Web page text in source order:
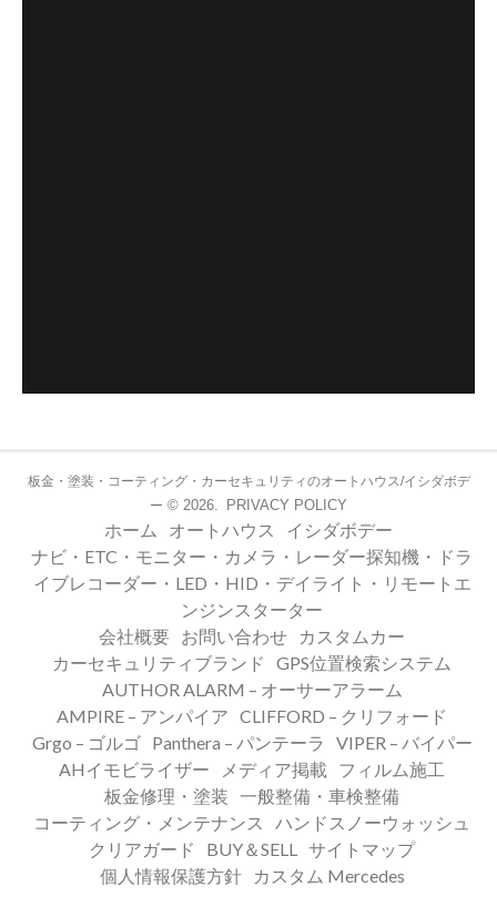
板金・塗装・コーティング・カーセキュリティのオートハウス/イシダボデ
ー © 2026. PRIVACY POLICY
ホーム オートハウス
イシダボデー
ナビ・ETC・モニター・カメラ・レーダー探知機・ドラ
イブレコーダー・LED・HID・デイライト・リモートエ
ンジンスターター
会社概要 お問い合わせ
カスタムカー
カーセキュリティブランド
GPS位置検索システム
AUTHOR ALARM – オーサーアラーム
AMPIRE – アンパイア CLIFFORD – クリフォード
Grgo – ゴルゴ
Panthera – パンテーラ
VIPER – バイパー
AHイモビライザー
メディア掲載
フィルム施工
板金修理・塗装 一般整備・車検整備
コーティング・メンテナンス
ハンドスノーウォッシュ
クリアガード
BUY＆SELL サイトマップ
個人情報保護方針
カスタム Mercedes